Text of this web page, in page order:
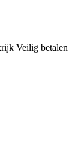
Veilig betalen